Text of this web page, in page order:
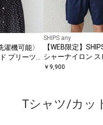
濯機可能〉
プリーツ
ワンピース
SHIPS any
【WEB限定】
シャーナイロン
シャツ＋イージー
￥ 9,900
Tシャツ/カッ